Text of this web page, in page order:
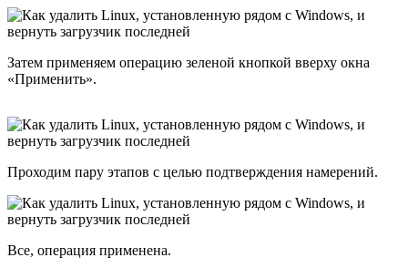
Затем применяем операцию зеленой кнопкой вверху окна
«Применить».
Проходим пару этапов с целью подтверждения намерений.
Все, операция применена.